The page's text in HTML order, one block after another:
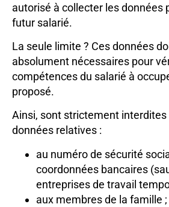
autorisé à collecter les données
futur salarié.
La seule limite ? Ces données
absolument nécessaires pour
compétences du salarié à
proposé.
Ainsi, sont strictement interdites
données relatives :
au numéro de sécurité
coordonnées bancaires
entreprises de travail
aux membres de la famille ;